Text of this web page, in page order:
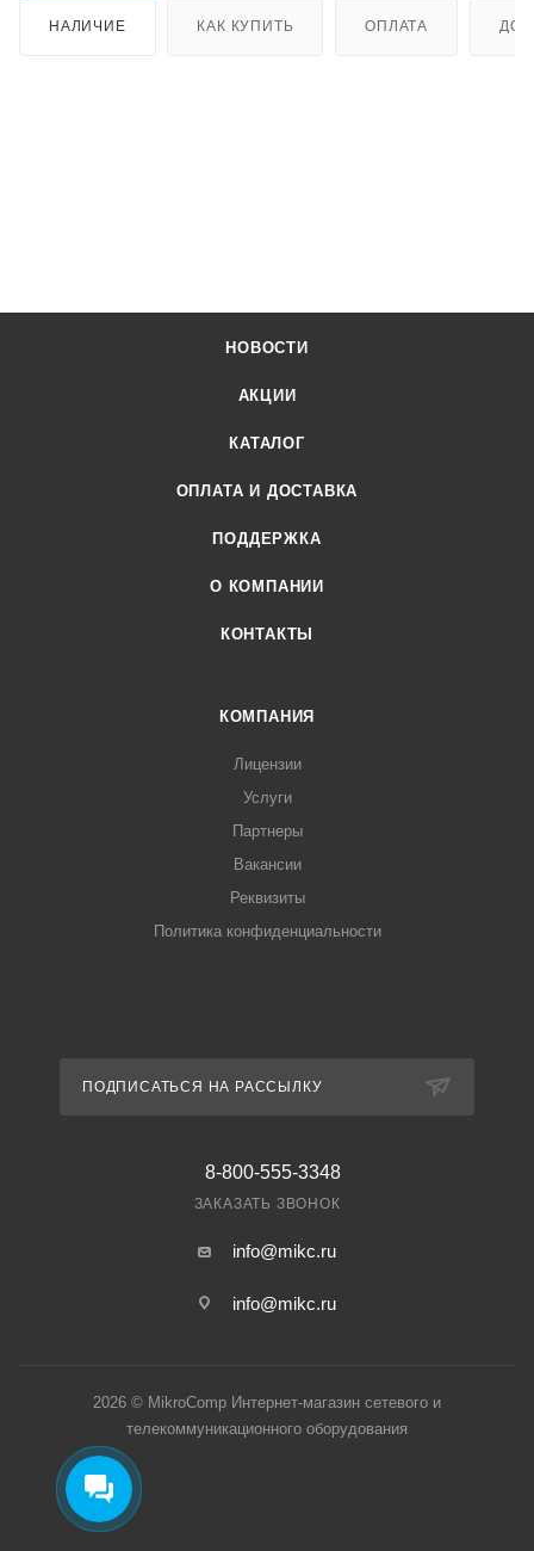
НАЛИЧИЕ КАК КУПИТЬ ОПЛАТА
НОВОСТИ
АКЦИИ
КАТАЛОГ
ОПЛАТА И ДОСТАВКА
ПОДДЕРЖКА
О КОМПАНИИ
КОНТАКТЫ
КОМПАНИЯ
Лицензии
Услуги
Партнеры
Вакансии
Реквизиты
Политика конфиденциальности
ПОДПИСАТЬСЯ НА РАССЫЛКУ
8-800-555-3348
ЗАКАЗАТЬ ЗВОНОК
info@mikc.ru
info@mikc.ru
2026 © MikroComp Интернет-магазин сетевого и
телекоммуникационного оборудования